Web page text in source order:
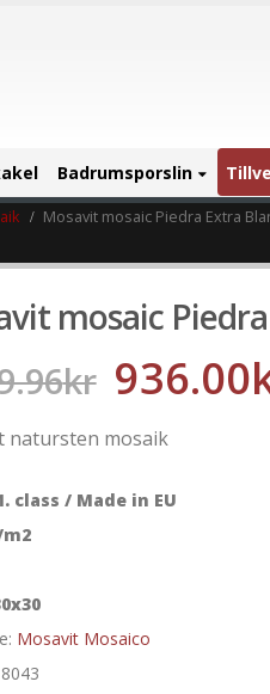
Badrumsporslin
Mosavit mosaic Piedra Extra
mosaic
kr 936.00
natursten mosaik
class / Made in EU
Mosavit Mosaico
8043